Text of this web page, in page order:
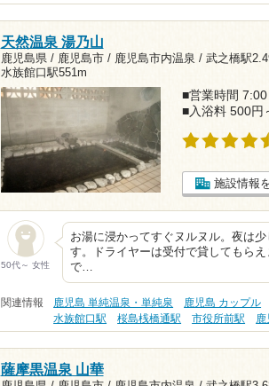
天然温泉 湯乃山
鹿児島県 / 鹿児島市 / 鹿児島市内温泉 / 武之橋駅
水族館口駅551m
■営業時間
■入浴料 500円
施設情報
50代～ 女性
お湯に浸かってすぐヌルヌル。夜は
す。ドライヤーは受付で貸してもら
で…
関連情報 鹿児島 単純温泉・単純泉 鹿児島 カップル
水族館口駅
桜島桟橋通駅 市役所前駅
薩摩黒温泉 山華